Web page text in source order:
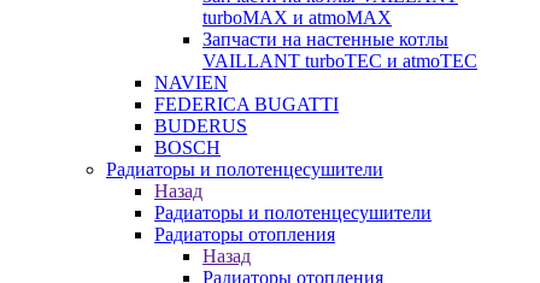
turboMAX и atmoMAX
Запчасти на настенные котлы
VAILLANT turboTEC и atmoTEC
NAVIEN
FEDERICA BUGATTI
BUDERUS
BOSCH
Радиаторы и полотенцесушители
Назад
Радиаторы и полотенцесушители
Радиаторы отопления
Назад
Радиаторы отопления